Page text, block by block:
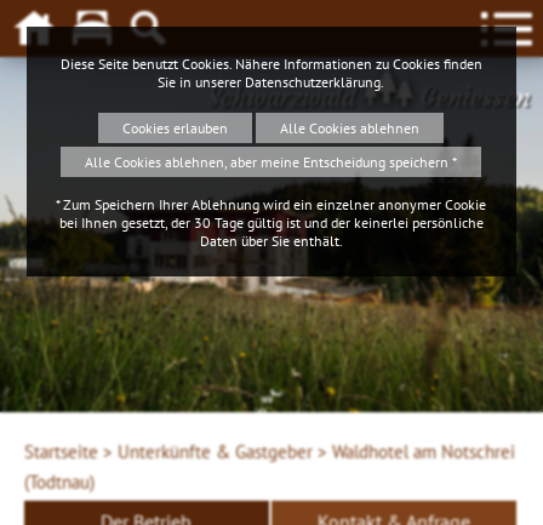
Schwarzwald Geniessen
Startseite > Unterkünfte & Gastgeber > Waldhotel am Notschrei
(Todtnau)
Diese Seite benutzt Cookies. Nähere Informationen zu Cookies finden
Sie in unserer Datenschutzerklärung
Cookies erlauben
Alle Cookies ablehnen
Alle Cookies ablehnen, aber meine Entscheidung speichern *
* Zum Speichern Ihrer Ablehnung wird ein einzelner anonymer Cookie
bei Ihnen gesetzt, der 30 Tage gültig ist und der keinerlei persönliche
Daten über Sie enthält.